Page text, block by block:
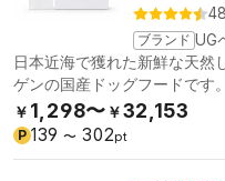
ブランド UG
日本近海で獲れた新鮮な天然
ゲンの国産ドッグフードです
リン。
￥ 1,298〜 ￥32,153
P 139 〜 302pt